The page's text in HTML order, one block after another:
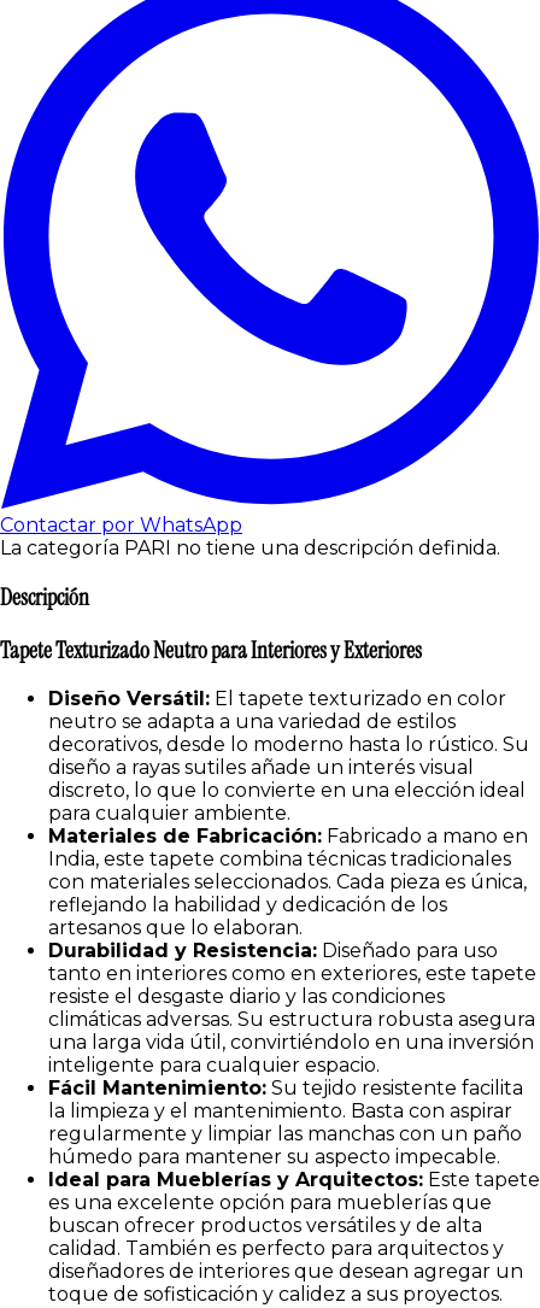
Contactar por WhatsApp
La categoría PARI no tiene una descripción definida.
Descripción
Tapete Texturizado Neutro para Interiores y Exteriores
Diseño Versátil: El tapete texturizado en color
neutro se adapta a una variedad de estilos
decorativos, desde lo moderno hasta lo rústico. Su
diseño a rayas sutiles añade un interés visual
discreto, lo que lo convierte en una elección ideal
para cualquier ambiente.
Materiales de Fabricación: Fabricado a mano en
India, este tapete combina técnicas tradicionales
con materiales seleccionados. Cada pieza es única,
reflejando la habilidad y dedicación de los
artesanos que lo elaboran.
Durabilidad y Resistencia: Diseñado para uso
tanto en interiores como en exteriores, este tapete
resiste el desgaste diario y las condiciones
climáticas adversas. Su estructura robusta asegura
una larga vida útil, convirtiéndolo en una inversión
inteligente para cualquier espacio.
Fácil Mantenimiento: Su tejido resistente facilita
la limpieza y el mantenimiento. Basta con aspirar
regularmente y limpiar las manchas con un paño
húmedo para mantener su aspecto impecable.
Ideal para Mueblerías y Arquitectos: Este tapete
es una excelente opción para mueblerías que
buscan ofrecer productos versátiles y de alta
calidad. También es perfecto para arquitectos y
diseñadores de interiores que desean agregar un
toque de sofisticación y calidez a sus proyectos.